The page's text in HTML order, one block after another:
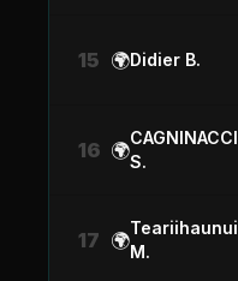
15 🌍Didier B.
16 🌍
CAGNINACCI
S.
17 🌍
Teariihaunui
M.